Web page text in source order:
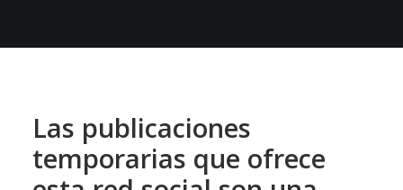
Las publicaciones
temporarias que ofrece